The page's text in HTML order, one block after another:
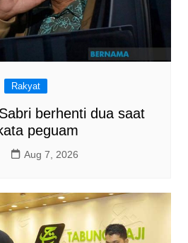
Rakyat
berhenti dua saat
peguam
Aug 7, 2026